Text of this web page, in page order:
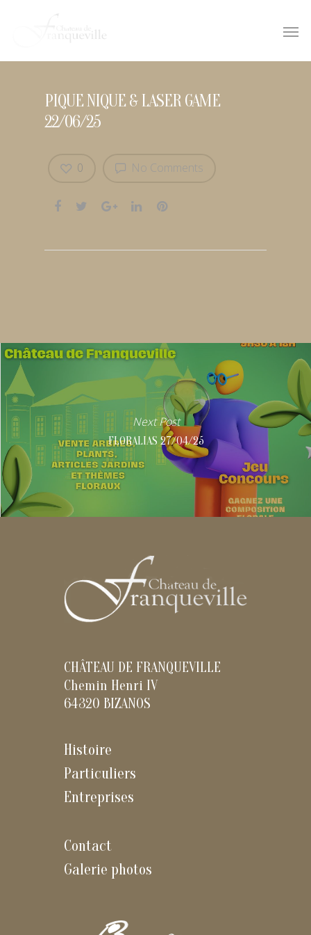
PIQUE NIQUE & LASER GAME
22/06/25
No Comments
0
Next Post
FLORALIAS 27/04/25
CHÂTEAU DE FRANQUEVILLE
Chemin Henri IV
64320 BIZANOS
Histoire
Particuliers
Entreprises
Contact
Galerie photos